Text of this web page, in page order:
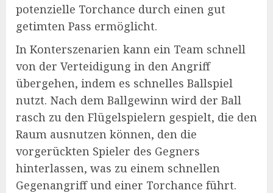
potenzielle Torchance durch einen gut
getimten Pass ermöglicht.
In Konterszenarien kann ein Team schnell
von der Verteidigung in den Angriff
übergehen, indem es schnelles Ballspiel
nutzt. Nach dem Ballgewinn wird der Ball
rasch zu den Flügelspielern gespielt, die den
Raum ausnutzen können, den die
vorgerückten Spieler des Gegners
hinterlassen, was zu einem schnellen
Gegenangriff und einer Torchance führt.